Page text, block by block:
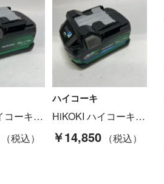
HiKOKI ハイコーキ 蓄電池 36V 2.5Ah/18V 5.0Ah BSL36A18X 未使用品 Sランク
ハイコーキ
HiKOKI ハイコーキ Bluetooth付き第2世代マルチボルト蓄電池 36V 2.5Ah/18V 5.0Ah BSL36A18BX ブラック 未使用品 Sランク
￥14,850